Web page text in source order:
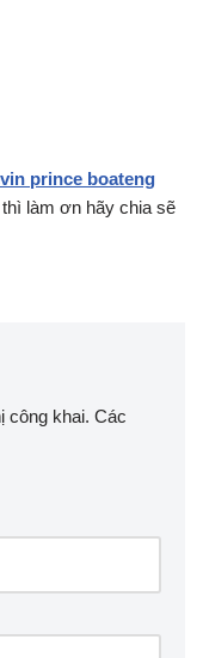
prince boateng
làm ơn hãy chia sẽ
công khai. Các